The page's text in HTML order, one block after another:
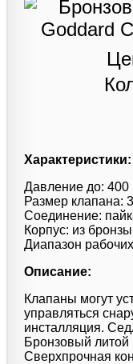
Характеристики:
Давление до: 400
Размер клапана:
Соединение:
Корпус: из бронзы
Диапазон
Описание:
Клапаны могут
управляться
инсталляция.
Бронзовый литой
Сверхпрочная